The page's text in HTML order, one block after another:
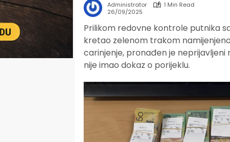
Administrator
1 Min Read
26/09/2025
Prilikom redovne kontrole putnika sa
kretao zelenom trakom
carinjenje, pronađen je neprijavljeni
nije imao dokaz o porijeklu.